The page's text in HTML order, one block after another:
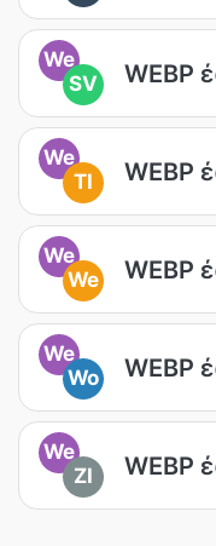
We
SV
WEBP
We
TI
WEBP
We
We
WEBP
We
Wo
WEBP
We
ZI
WEBP